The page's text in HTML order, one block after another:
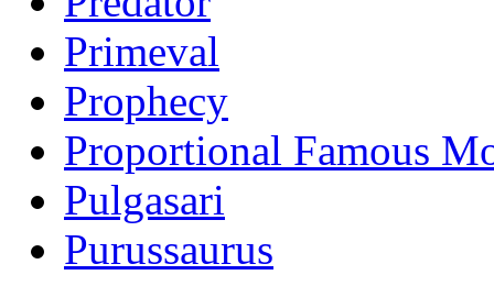
Primeval
Prophecy
Proportional Famous
Pulgasari
Purussaurus